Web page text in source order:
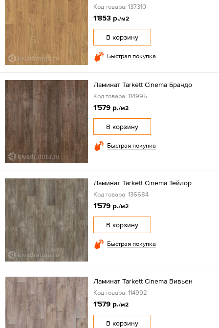
Код товара: 137310
1'853 р./м2
В корзину
Быстрая покупка
Ламинат Tarkett Cinema Брандо
Код товара: 114995
1'579 р./м2
В корзину
Быстрая покупка
Ламинат Tarkett Cinema Тейлор
Код товара: 136684
1'579 р./м2
В корзину
Быстрая покупка
Ламинат Tarkett Cinema Вивьен
Код товара: 114992
1'579 р./м2
В корзину